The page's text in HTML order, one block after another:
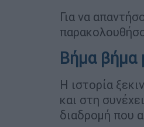
Για να
Βήμα βήμα
Η ιστορία
και στη
διαδρομή που